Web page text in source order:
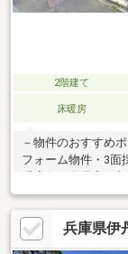
2階建て
床暖房
－物件のおすすめ
フォーム物件・3面
る)▼2011年10月室
トイレ、洗面化粧
り工事】屋根塗装
等規制法 許可対象
兵庫県伊